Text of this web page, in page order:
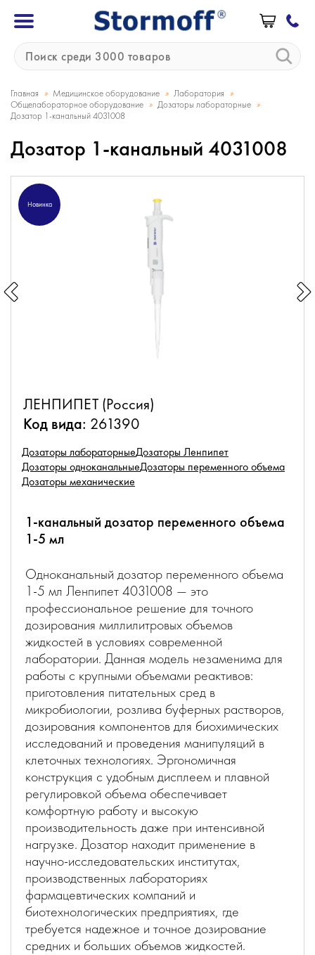
Главная » Медицинское оборудование » Лаборатория »
Общелабораторное оборудование » Дозаторы лабораторные »
Дозатор 1-канальный 4031008
Дозатор 1-канальный 4031008
Новинка
ЛЕНПИПЕТ (Россия)
Код вида: 261390
Дозаторы лабораторныеДозаторы Ленпипет
Дозаторы одноканальныеДозаторы переменного объема
Дозаторы механические
1-канальный дозатор переменного объема
1-5 мл
Одноканальный дозатор переменного объема
1-5 мл Ленпипет 4031008 — это
профессиональное решение для точного
дозирования миллилитровых объемов
жидкостей в условиях современной
лаборатории. Данная модель незаменима для
работы с крупными объемами реактивов:
приготовления питательных сред в
микробиологии, розлива буферных растворов,
дозирования компонентов для биохимических
исследований и проведения манипуляций в
клеточных технологиях. Эргономичная
конструкция с удобным дисплеем и плавной
регулировкой объема обеспечивает
комфортную работу и высокую
производительность даже при интенсивной
нагрузке. Дозатор находит применение в
научно-исследовательских институтах,
производственных лабораториях
фармацевтических компаний и
биотехнологических предприятиях, где
требуется надежное и точное дозирование
средних и больших объемов жидкостей.